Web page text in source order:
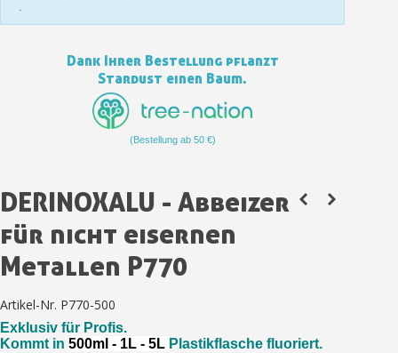
Zahlung in 4x gebührenfrei
Teilen Sie Ihre Kreationen und
Rabatt von 5€ auf
Sammeln Sie mit jeder
Dank Ihrer Bestellung pflanzt
Stardust einen Baum.
(Bestellung ab 50 €)
DERINOXALU - Abbeizer
für nicht eisernen
Metallen P770
Artikel-Nr. P770-500
Exklusiv für Profis.
Kommt in 500ml - 1L - 5L Plastikflasche fluoriert.